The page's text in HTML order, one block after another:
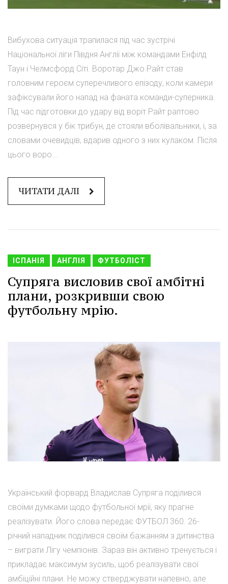
Вибухова ситуація трапилася під час зустрічі
Національної ліги Півдня Англії між командами Енфілд
Таун і Челмсфорд Сіті. Воротар Джо Райт став
головним героєм суперечливого епізоду, коли камери
зафіксували його напад на фаната команди-суперника.
Під час підготовки до удару від воріт Райт раптово
розвернувся у бік трибун, де стояли вболівальники, і, за
словами очевидців, вдарив одного з них кулаком. Після
цього воро...
ЧИТАТИ ДАЛІ
ІСПАНІЯ АНГЛІЯ ФУТБОЛІСТ
Супряга висловив свої амбітні
плани, розкривши свою
футбольну мрію.
Український форвард Владислав Супряга поділився
своїми думками щодо футбольної мрії, яку прагне
реалізувати. Його слова передає ФУТБОЛ 360. 26-
річний нападник поділився своїм бажанням з дитинства
– виграти Лігу чемпіонів. Зараз він активно тренується і
прикладає максимум зусиль, щоб реалізувати свої
амбіційні плани. Не можу стверджувати напевно, але